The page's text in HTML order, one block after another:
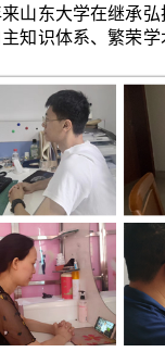
山东大学在继承
知识体系、繁荣